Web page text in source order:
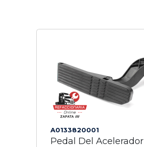
A0133820001
Pedal Del Acelerador